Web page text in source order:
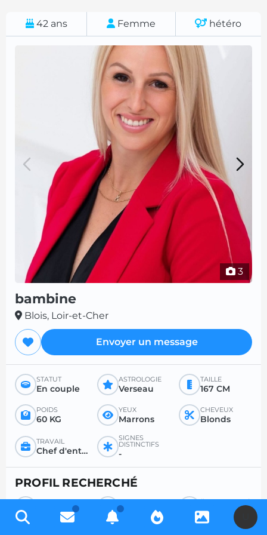
42 ans Femme hétéro
3
bambine
Blois, Loir-et-Cher
Envoyer un message
STATUT
En couple
ASTROLOGIE
Verseau
TAILLE
167 CM
POIDS
60 KG
YEUX
Marrons
CHEVEUX
Blonds
TRAVAIL
Chef d'entreprise
SIGNES
DISTINCTIFS
-
PROFIL RECHERCHÉ
RECHERCHE
Homme
POUR
Sexe
ÂGE SOUHAITÉ